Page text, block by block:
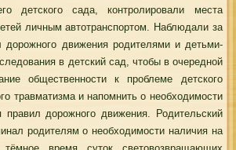
детского сада, контролировали места
личным автотранспортом. Наблюдали за
дорожного движения родителями и детьми-
в детский сад, чтобы в очередной
общественности к проблеме детского
травматизма и напомнить о необходимости
правил дорожного движения. Родительский
родителям о необходимости наличия на